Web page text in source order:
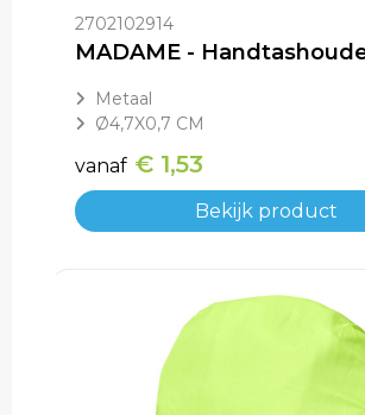
2702102914
MADAME -
Metaal
Ø4,7X0,7 CM
vanaf € 1,53
Bekijk product